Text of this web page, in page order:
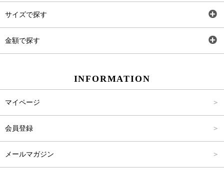
サイズで探す
金額で探す
INFORMATION
マイページ
会員登録
メールマガジン